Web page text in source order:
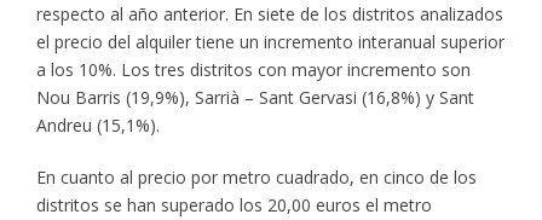
respecto al año anterior. En siete de los distritos analizados
el precio del alquiler tiene un incremento interanual superior
a los 10%. Los tres distritos con mayor incremento son
Nou Barris (19,9%), Sarrià – Sant Gervasi (16,8%) y Sant
Andreu (15,1%).
En cuanto al precio por metro cuadrado, en cinco de los
distritos se han superado los 20,00 euros el metro